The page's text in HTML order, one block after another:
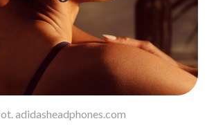
adidasheadphones.com